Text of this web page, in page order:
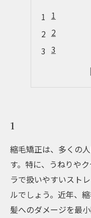
1
2
3
1
縮毛矯正は、多くの
す。特に、うねりや
ラで扱いやすいスト
ルでしょう。近年、
髪へのダメージを最